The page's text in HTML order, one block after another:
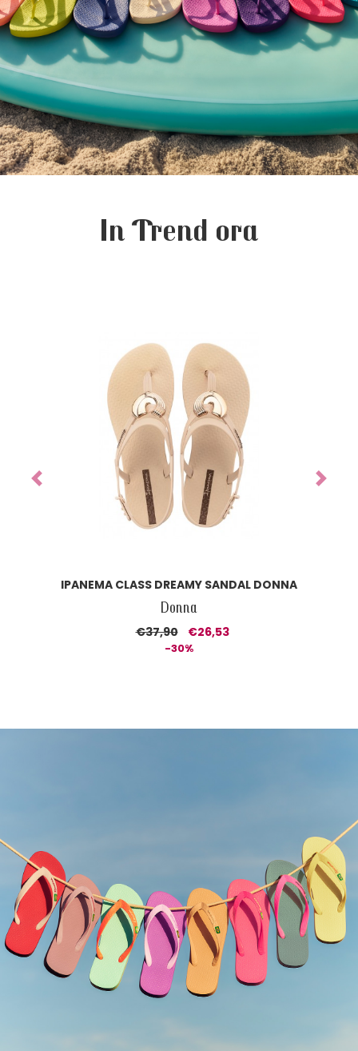
In Trend ora
IPANEMA PRECIOUS BABY
Kid
€21,90 €15,33
-30%
Previous Next